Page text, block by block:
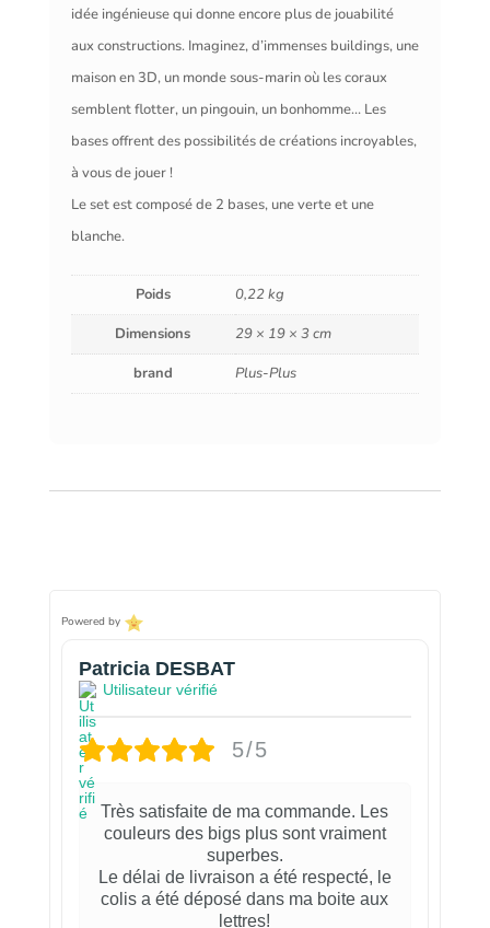
idée ingénieuse qui donne encore plus de jouabilité
aux constructions. Imaginez, d’immenses buildings, une
maison en 3D, un monde sous-marin où les coraux
semblent flotter, un pingouin, un bonhomme… Les
bases offrent des possibilités de créations incroyables,
à vous de jouer !
Le set est composé de 2 bases, une verte et une
blanche.
Poids
0,22 kg
Dimensions
29 × 19 × 3 cm
brand
Plus-Plus
Powered by
Patricia DESBAT
Utilisateur vérifié
5/5
Très satisfaite de ma commande. Les
couleurs des bigs plus sont vraiment
superbes.
Le délai de livraison a été respecté, le
colis a été déposé dans ma boite aux
lettres!